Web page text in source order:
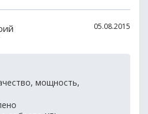
05.08.2015
мощность,